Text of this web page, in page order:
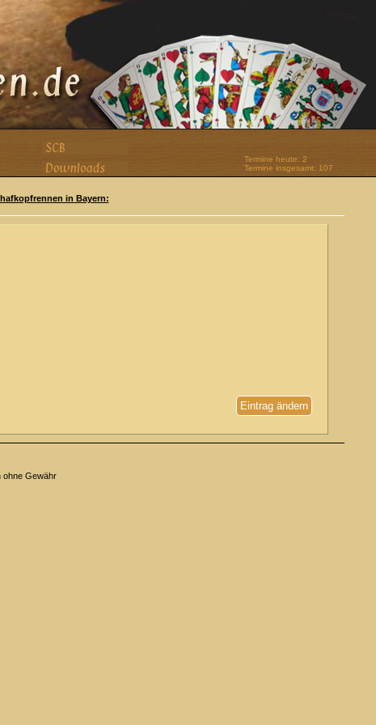
Termine heute: 2
Termine insgesamt: 107
in Bayern:
Eintrag ändern
ohne Gewähr